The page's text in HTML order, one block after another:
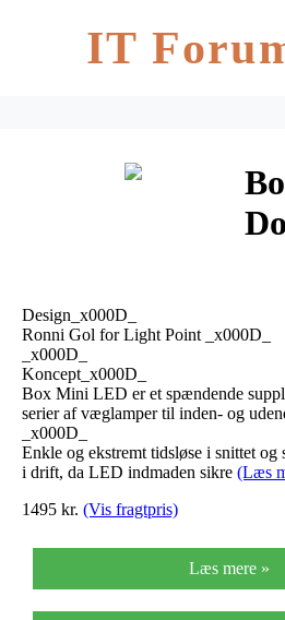
IT
Design_x000D_
Ronni Gol for Light Point _x000D_
_x000D_
Koncept_x000D_
Box Mini LED er et spændende
serier af væglamper til inden- og
_x000D_
Enkle og ekstremt tidsløse i snittet
i drift, da LED indmaden sikre (Læs
1495 kr. (Vis fragtpris)
Læs mere »